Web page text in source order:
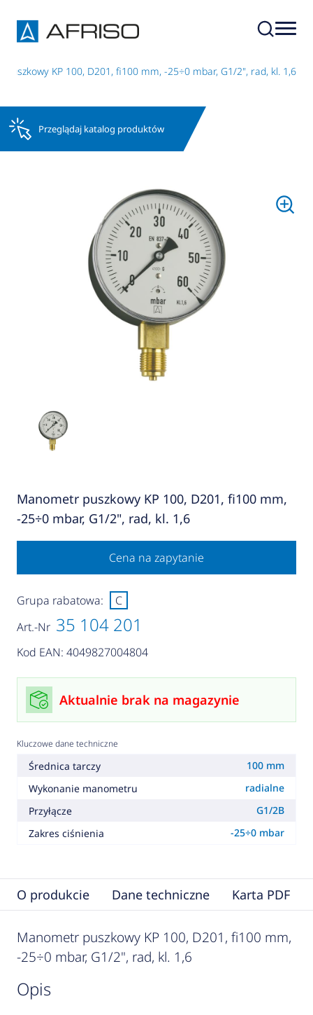
puszkowy KP 100, D201, fi100 mm, -25÷0 mbar, G1/2", rad, kl. 1,6
Przeglądaj katalog produktów
Manometr puszkowy KP 100, D201, fi100 mm,
-25÷0 mbar, G1/2", rad, kl. 1,6
Cena na zapytanie
Art.-Nr 35 104 201
Kod EAN: 4049827004804
Grupa rabatowa: C
Aktualnie brak na magazynie
Kluczowe dane techniczne
Średnica tarczy
100 mm
Wykonanie manometru
radialne
Przyłącze
G1/2B
Zakres ciśnienia
-25÷0 mbar
O produkcie Dane techniczne Karta PDF
Manometr puszkowy KP 100, D201, fi100 mm,
-25÷0 mbar, G1/2", rad, kl. 1,6
opis